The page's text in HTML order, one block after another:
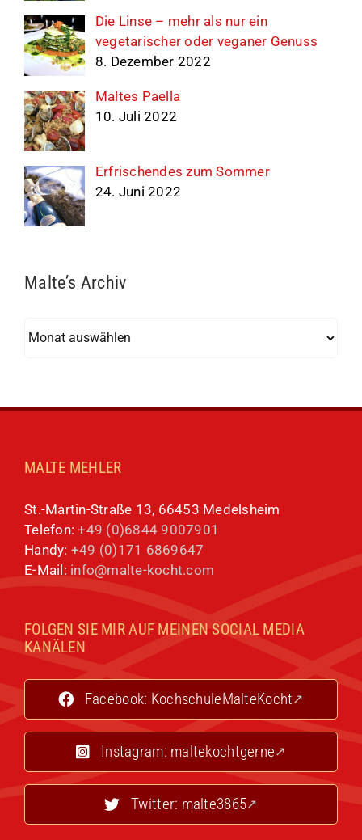
Die Linse – mehr als nur ein
vegetarischer oder veganer Genuss
8. Dezember 2022
Maltes Paella
10. Juli 2022
Erfrischendes zum Sommer
24. Juni 2022
Malte’s Archiv
Archiv
MALTE MEHLER
St.-Martin-Straße 13, 66453 Medelsheim
Telefon:+49 (0)6844 9007901
Handy: +49 (0)171 6869647
E-Mail: info@malte-kocht.com
FOLGEN SIE MIR AUF MEINEN SOCIAL MEDIA
KANÄLEN
Facebook: KochschuleMalteKocht
Instagram: maltekochtgerne
Twitter: malte3865